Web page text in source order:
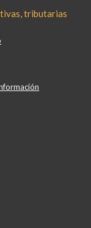
tributarias